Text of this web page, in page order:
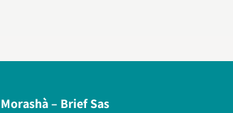
Morashà – Brief Sas